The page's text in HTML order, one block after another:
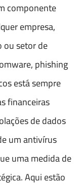
componente
empresa,
setor de
phishing
está sempre
financeiras
de dados
um antivírus
uma medida de
Aqui estão